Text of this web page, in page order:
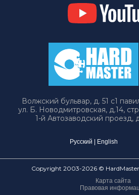
Волжский бульвар, д. 51 с1
ул. Б. Новодмитровская, д.14,
1-й Автозаводский проезд,
Русский English
Copyright 2003-2026 ©
Карта сайта
Правовая